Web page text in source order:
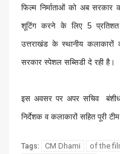
फिल्म निर्माताओं को अब
शूटिंग करने के लिए 5 प्रतिशत
उत्तराखंड के स्थानीय कलाकारों
सरकार स्पेशल सब्सिडी दे रही है।
इस अवसर पर अपर सचिव बंशीधर
निर्देशक व कलाकारों सहित पूरी
Tags: CM Dhami
of the